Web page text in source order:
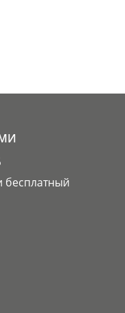
бесплатный